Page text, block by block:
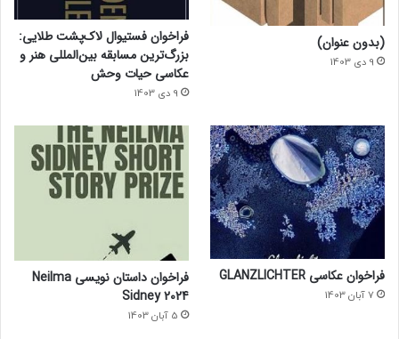
(بدون عنوان)
9 دی 1403
فراخوان فستیوال لاک‌پشت طلایی:
بزرگ‌ترین مسابقه بین‌المللی هنر و
عکاسی حیات وحش
9 دی 1403
فراخوان عکاسی GLANZLICHTER
7 آبان 1403
فراخوان داستان نویسی Neilma
Sidney 2024
5 آبان 1403